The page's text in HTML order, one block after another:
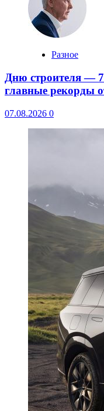
Разное
Дню строителя —
главные рекорды
07.08.2026 0